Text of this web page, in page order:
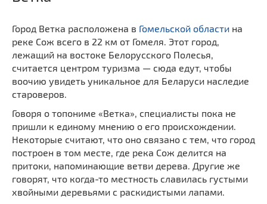
Город Ветка расположена в Гомельской области на
реке Сож всего в 22 км от Гомеля. Этот город,
лежащий на востоке Белорусского Полесья,
считается центром туризма — сюда едут, чтобы
воочию увидеть уникальное для Беларуси наследие
староверов.
Говоря о топониме «Ветка», специалисты пока не
пришли к единому мнению о его происхождении.
Некоторые считают, что оно связано с тем, что город
построен в том месте, где река Сож делится на
притоки, напоминающие ветви дерева. Другие же
говорят, что когда-то местность славилась густыми
хвойными деревьями с раскидистыми лапами.